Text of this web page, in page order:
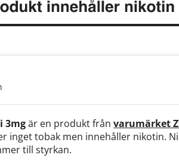
3mgär en produkt från varumärket
inget tobak men innehåller nikotin.
till styrkan.